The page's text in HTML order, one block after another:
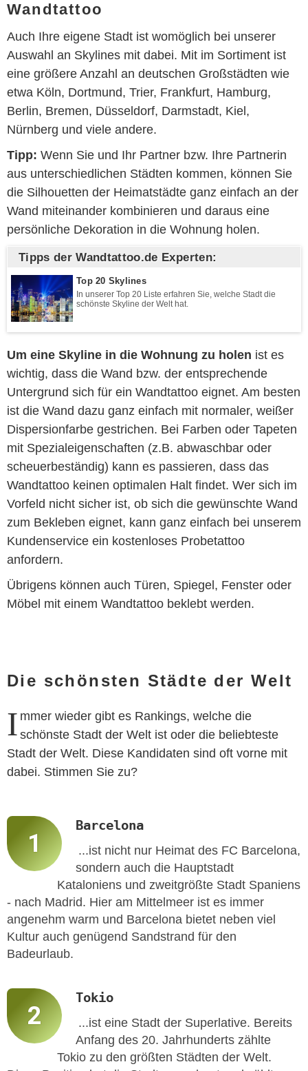
Wandtattoo
Auch Ihre eigene Stadt ist womöglich bei unserer
Auswahl an Skylines mit dabei. Mit im Sortiment ist
eine größere Anzahl an deutschen Großstädten wie
etwa Köln, Dortmund, Trier, Frankfurt, Hamburg,
Berlin, Bremen, Düsseldorf, Darmstadt, Kiel,
Nürnberg und viele andere.
Tipp: Wenn Sie und Ihr Partner bzw. Ihre Partnerin
aus unterschiedlichen Städten kommen, können Sie
die Silhouetten der Heimatstädte ganz einfach an der
Wand miteinander kombinieren und daraus eine
persönliche Dekoration in die Wohnung holen.
Tipps der Wandtattoo.de Experten:
Top 20 Skylines
In unserer Top 20 Liste erfahren Sie, welche Stadt die
schönste Skyline der Welt hat.
Um eine Skyline in die Wohnung zu holen ist es
wichtig, dass die Wand bzw. der entsprechende
Untergrund sich für ein Wandtattoo eignet. Am besten
ist die Wand dazu ganz einfach mit normaler, weißer
Dispersionfarbe gestrichen. Bei Farben oder Tapeten
mit Spezialeigenschaften (z.B. abwaschbar oder
scheuerbeständig) kann es passieren, dass das
Wandtattoo keinen optimalen Halt findet. Wer sich im
Vorfeld nicht sicher ist, ob sich die gewünschte Wand
zum Bekleben eignet, kann ganz einfach bei unserem
Kundenservice ein kostenloses Probetattoo
anfordern.
Übrigens können auch Türen, Spiegel, Fenster oder
Möbel mit einem Wandtattoo beklebt werden.
Die schönsten Städte der Welt
I mmer wieder gibt es Rankings, welche die
schönste Stadt der Welt ist oder die beliebteste
Stadt der Welt. Diese Kandidaten sind oft vorne mit
dabei. Stimmen Sie zu?
Barcelona
...ist nicht nur Heimat des FC Barcelona,
sondern auch die Hauptstadt
Kataloniens und zweitgrößte Stadt Spaniens
- nach Madrid. Hier am Mittelmeer ist es immer
angenehm warm und Barcelona bietet neben viel
Kultur auch genügend Sandstrand für den
Badeurlaub.
Tokio
...ist eine Stadt der Superlative. Bereits
Anfang des 20. Jahrhunderts zählte
Tokio zu den größten Städten der Welt.